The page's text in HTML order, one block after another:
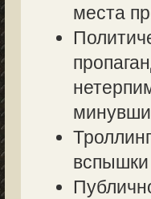
места